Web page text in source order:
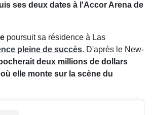
ses deux dates à l'Accor Arena de
poursuit sa résidence à Las
pleine de succès. D'après le New-
deux millions de dollars
elle monte sur la scène du